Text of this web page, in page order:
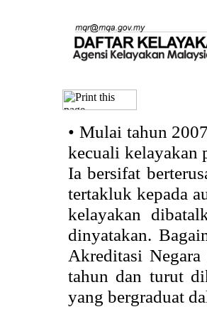
• Mulai tahun
kecuali kelayakan
Ia bersifat
tertakluk kepada
kelayakan
dinyatakan.
Akreditasi
tahun dan turut
yang bergraduat